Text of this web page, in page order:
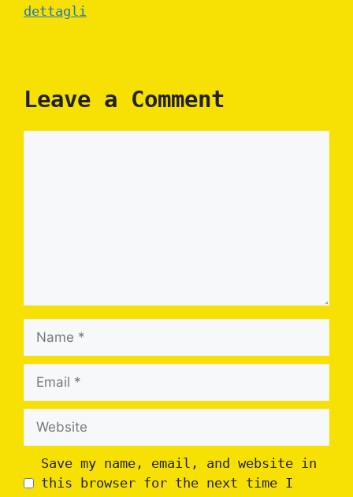
dettagli
Leave a Comment
Name
Email
Website
Save my name, email, and website in
this browser for the next time I